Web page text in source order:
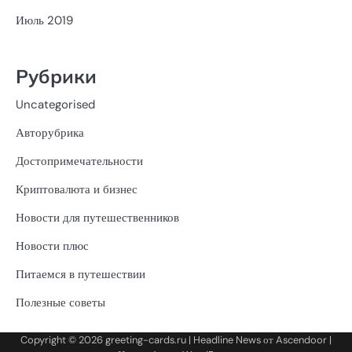
Июль 2019
Рубрики
Uncategorised
Авторубрика
Достопримечательности
Криптовалюта и бизнес
Новости для путешественников
Новости плюс
Питаемся в путешествии
Полезные советы
Copyright © 2026greeting-cards.ru | Headline News отAscendoor |